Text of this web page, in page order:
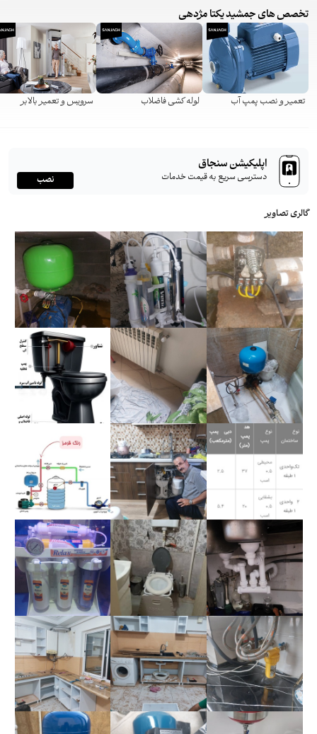
تخصص های جمشید یکتا مژدهی
تعمیر و نصب پمپ آب لوله کشی فاضلاب سرویس و تعمیر بالابر
اپلیکیشن سنجاق
دسترسی سریع به قیمت خدمات نصب
گالری تصاویر